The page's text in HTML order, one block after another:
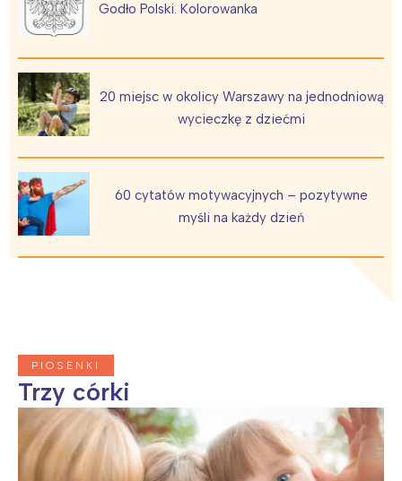
Godło Polski. Kolorowanka
20 miejsc w okolicy Warszawy na jednodniową
wycieczkę z dziećmi
60 cytatów motywacyjnych – pozytywne
myśli na każdy dzień
PIOSENKI
Trzy córki
Interesują mnie wydarzenia z
tego regionu:
Wrocław
Wybieram